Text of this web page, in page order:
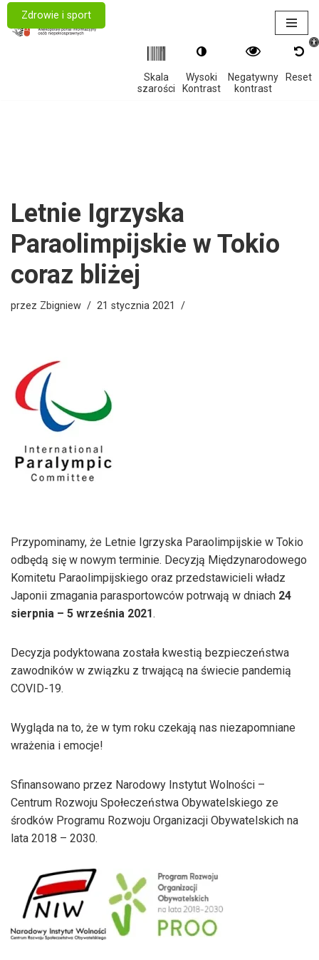
Skala
szarości
Wysoki
Kontrast
Negatywny
kontrast
Reset
Przejdź
Letnie Igrzyska
Paraolimpijskie w Tokio
coraz bliżej
przez Zbigniew 21 stycznia 2021
Zdrowie i sport
Przypominamy, że Letnie Igrzyska Paraolimpijskie w Tokio
odbędą się w nowym terminie. Decyzją Międzynarodowego
Komitetu Paraolimpijskiego oraz przedstawicieli władz
Japonii zmagania parasportowców potrwają w dniach 24
sierpnia – 5 września 2021.
Decyzja podyktowana została kwestią bezpieczeństwa
zawodników w związku z trwającą na świecie pandemią
COVID-19.
Wygląda na to, że w tym roku czekają nas niezapomniane
wrażenia i emocje!
Sfinansowano przez Narodowy Instytut Wolności –
Centrum Rozwoju Społeczeństwa Obywatelskiego ze
środków Programu Rozwoju Organizacji Obywatelskich na
lata 2018 – 2030.